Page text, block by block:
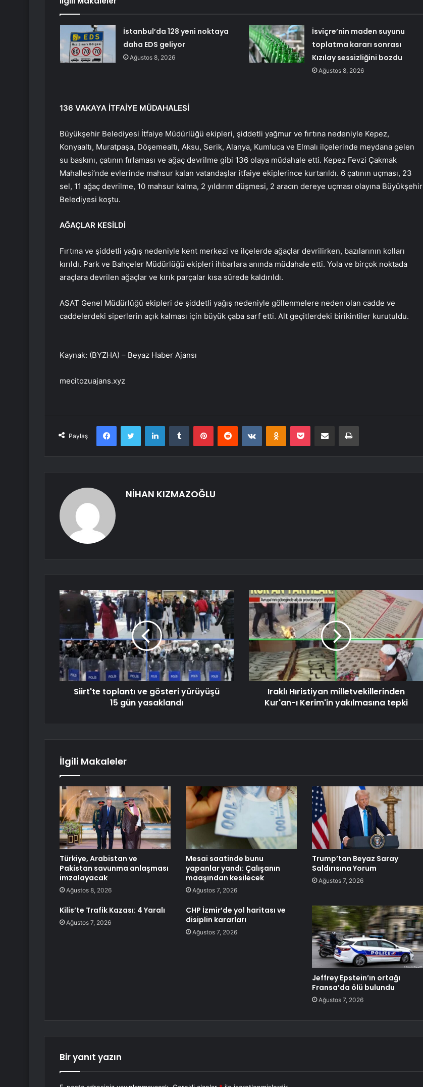
İstanbul’da 128 yeni noktaya
daha EDS geliyor
Ağustos 8, 2026
İsviçre’nin maden suyunu
toplatma kararı sonrası
Kızılay sessizliğini bozdu
Ağustos 8, 2026
136 VAKAYA İTFAİYE MÜDAHALESİ
Büyükşehir Belediyesi İtfaiye Müdürlüğü ekipleri, şiddetli yağmur ve fırtına nedeniyle Kepez,
Konyaaltı, Muratpaşa, Döşemealtı, Aksu, Serik, Alanya, Kumluca ve Elmalı ilçelerinde meydana gelen
su baskını, çatının fırlaması ve ağaç devrilme gibi 136 olaya müdahale etti. Kepez Fevzi Çakmak
Mahallesi’nde evlerinde mahsur kalan vatandaşlar itfaiye ekiplerince kurtarıldı. 6 çatının uçması, 23
sel, 11 ağaç devrilme, 10 mahsur kalma, 2 yıldırım düşmesi, 2 aracın dereye uçması olayına Büyükşehir
Belediyesi koştu.
AĞAÇLAR KESİLDİ
Fırtına ve şiddetli yağış nedeniyle kent merkezi ve ilçelerde ağaçlar devrilirken, bazılarının kolları
kırıldı. Park ve Bahçeler Müdürlüğü ekipleri ihbarlara anında müdahale etti. Yola ve birçok noktada
araçlara devrilen ağaçlar ve kırık parçalar kısa sürede kaldırıldı.
ASAT Genel Müdürlüğü ekipleri de şiddetli yağış nedeniyle göllenmelere neden olan cadde ve
caddelerdeki siperlerin açık kalması için büyük çaba sarf etti. Alt geçitlerdeki birikintiler kurutuldu.
Kaynak: (BYZHA) – Beyaz Haber Ajansı
mecitozuajans.xyz
Paylaş
FacebookTwitter LinkedInTumblr PinterestReddit VKontakteOdnoklassniki
Pocket E-Posta ile paylaş Yazdır
NİHAN KIZMAZOĞLU
Siirt'te toplantı ve gösteri yürüyüşü
15 gün yasaklandı
Iraklı Hıristiyan milletvekillerinden
Kur'an-ı Kerim'in yakılmasına tepki
İlgili Makaleler
Türkiye, Arabistan ve
Pakistan savunma anlaşması
imzalayacak
Ağustos 8, 2026
Mesai saatinde bunu
yapanlar yandı: Çalışanın
maaşından kesilecek
Ağustos 7, 2026
Trump’tan Beyaz Saray
Saldırısına Yorum
Ağustos 7, 2026
Kilis’te Trafik Kazası: 4 Yaralı
Ağustos 7, 2026
CHP İzmir’de yol haritası ve
disiplin kararları
Ağustos 7, 2026
Jeffrey Epstein’ın ortağı
Fransa’da ölü bulundu
Ağustos 7, 2026
Bir yanıt yazın